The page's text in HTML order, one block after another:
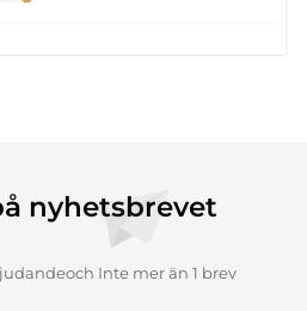
nyhetsbrevet
Inte mer än 1 brev